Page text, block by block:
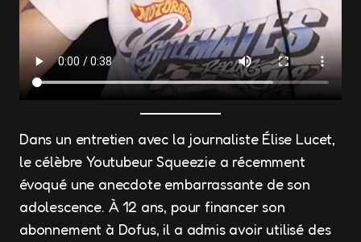
Dans un entretien avec la journaliste Élise Lucet,
le célèbre Youtubeur Squeezie a récemment
évoqué une anecdote embarrassante de son
adolescence. À 12 ans, pour financer son
abonnement à Dofus, il a admis avoir utilisé des